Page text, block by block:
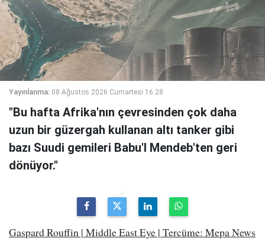
Yayınlanma: 08 Ağustos 2026 Cumartesi 16:28
"Bu hafta Afrika'nın çevresinden çok daha
uzun bir güzergah kullanan altı tanker gibi
bazı Suudi gemileri Babu'l Mendeb'ten geri
dönüyor."
Gaspard Rouffin | Middle East Eye | Tercüme: Mepa News